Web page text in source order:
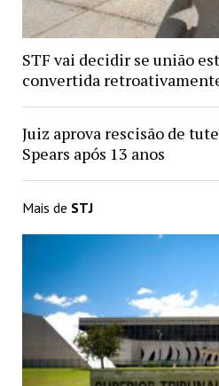
STF vai decidir se união
convertida
Juiz aprova rescisão de
Spears após 13 anos
Mais de STJ